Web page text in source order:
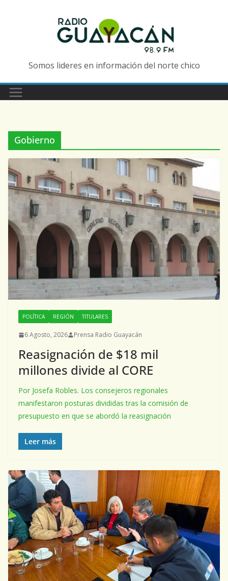
Somos lideres en información del norte chico
Gobierno
POLÍTICA REGIÓN TITULARES
6 Agosto, 2026 Prensa Radio Guayacán
Reasignación de $18 mil
millones divide al CORE
Por Josefa Robles. Los consejeros regionales
manifestaron posturas divididas tras la comisión de
presupuesto en que se abordó la reasignación
Leer más